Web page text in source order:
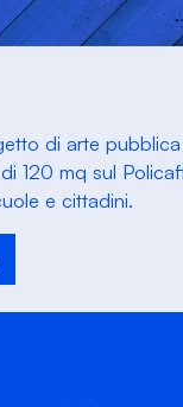
di arte
120 mq sul
e cittadini.